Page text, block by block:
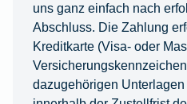
uns ganz einfach nach
Abschluss. Die Zahlung
Kreditkarte (Visa- oder
dazugehörigen